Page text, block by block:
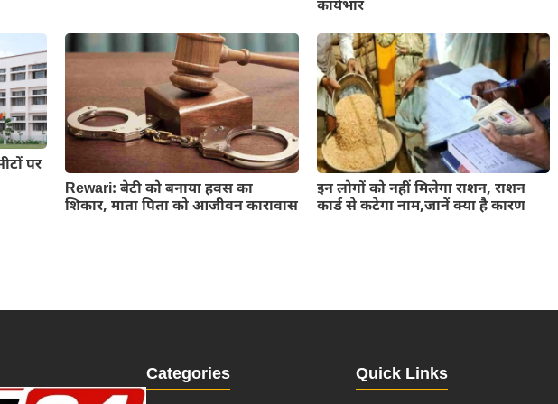
कार्यभार
पर
Rewari: बेटी को बनाया हवस का
शिकार, माता पिता को आजीवन कारावास
इन लोगों को नहीं मिलेगा राशन, राशन
कार्ड से कटेगा नाम,जानें क्या है कारण
Categories Quick Links